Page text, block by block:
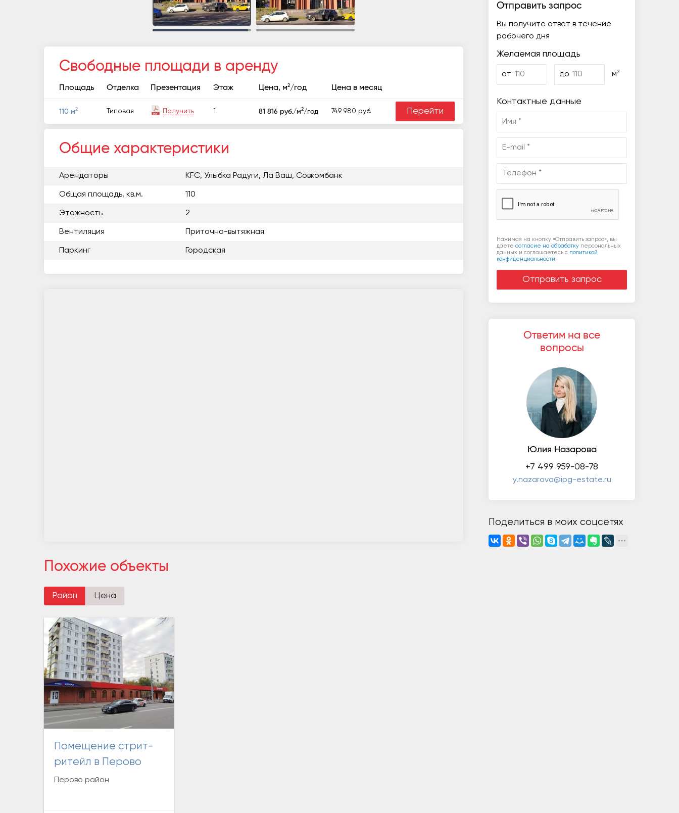
Свободные площади в аренду
Площадь Отделка Презентация Этаж Цена, м2 /год Цена в месяц
110 м2 Типовая Получить 1 81 816 руб./м2/год 749 980 руб. Перейти
Общие характеристики
Арендаторы KFC, Улыбка Радуги, Ла Ваш, Совкомбанк
Общая площадь, кв.м. 110
Этажность 2
Вентиляция Приточно-вытяжная
Паркинг Городская
Похожие объекты
Район Цена
ритейл в Перово
Перово район
Отправить запрос
Вы получите ответ в течение
рабочего дня
Желаемая площадь
от до м2
Контактные данные
Нажимая на кнопку «Отправить запрос», вы
даете согласие на обработку персональных
данных и соглашаетесь c политикой
конфиденциальности
Ответим на все
вопросы
Юлия Назарова
+7 499 959-08-78
y.nazarova@ipg-estate.ru
Поделиться в моих соцсетях